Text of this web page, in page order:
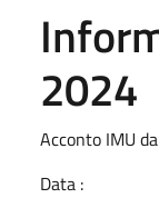
2024
Acconto IMU
Data :